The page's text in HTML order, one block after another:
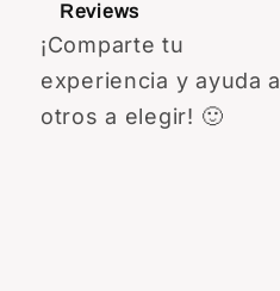
Reviews
¡Comparte tu
experiencia y ayuda a
otros a elegir! 🙂